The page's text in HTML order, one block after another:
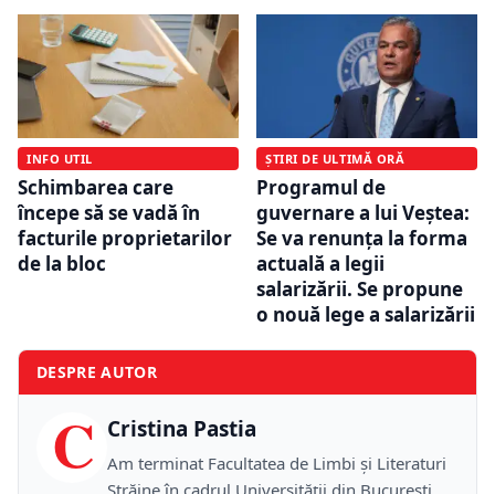
INFO UTIL
Schimbarea care
începe să se vadă în
facturile proprietarilor
de la bloc
ȘTIRI DE ULTIMĂ ORĂ
Programul de
guvernare a lui Veștea:
Se va renunța la forma
actuală a legii
salarizării. Se propune
o nouă lege a salarizării
DESPRE AUTOR
C Cristina Pastia
Am terminat Facultatea de Limbi și Literaturi